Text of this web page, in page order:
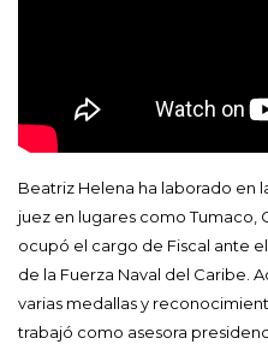
Beatriz Helena ha laborado en
juez en lugares como Tumaco,
ocupó el cargo de Fiscal ante
de la Fuerza Naval del Caribe.
varias medallas y
trabajó como asesora